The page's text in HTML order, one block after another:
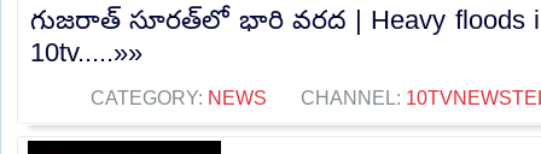
గుజరాత్‌ సూరత్‌లో భారి వరద | Heavy floods
10tv.....»»
CATEGORY: NEWS CHANNEL: